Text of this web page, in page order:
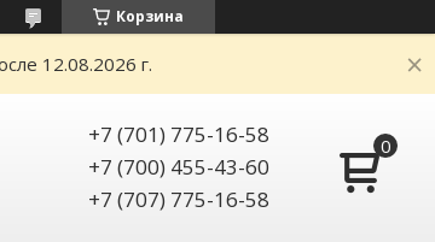
Корзина
12.08.2026 г.
+7 (701) 775-16-58
+7 (700) 455-43-60
+7 (707) 775-16-58